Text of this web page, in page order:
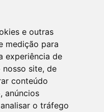
e outras
medição para
experiência de
nosso site, de
conteúdo
anúncios
o tráfego